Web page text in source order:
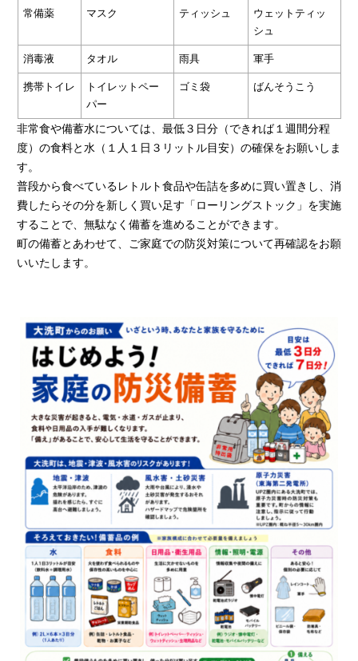
常備薬 マスク ティッシュ
ウェットティッ
シュ
消毒液 タオル 雨具 軍手
携帯トイレ
トイレットペー
パー
ゴミ袋 ばんそうこう
非常食や備蓄水については、最低３日分（できれば１週間分程
度）の食料と水（１人１日３リットル目安）の確保をお願いしま
す。
普段から食べているレトルト食品や缶詰を多めに買い置きし、消
費したらその分を新しく買い足す「ローリングストック」を実施
することで、無駄なく備蓄を進めることができます。
町の備蓄とあわせて、ご家庭での防災対策について再確認をお願
いいたします。